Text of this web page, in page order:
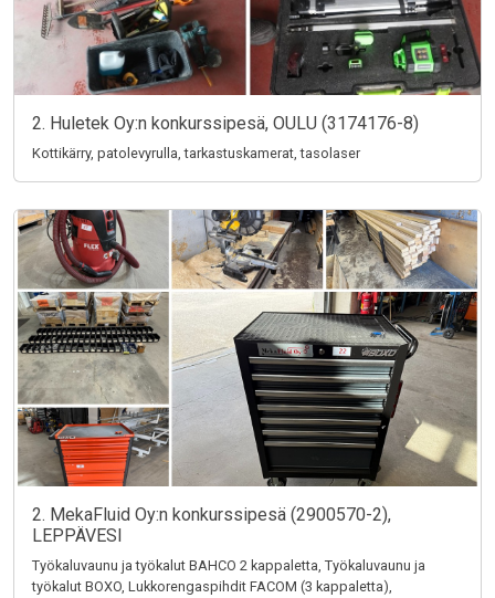
2. Huletek Oy:n konkurssipesä, OULU (3174176-8)
Kottikärry, patolevyrulla, tarkastuskamerat, tasolaser
2. MekaFluid Oy:n konkurssipesä (2900570-2),
LEPPÄVESI
Työkaluvaunu ja työkalut BAHCO 2 kappaletta, Työkaluvaunu ja
työkalut BOXO, Lukkorengaspihdit FACOM (3 kappaletta),